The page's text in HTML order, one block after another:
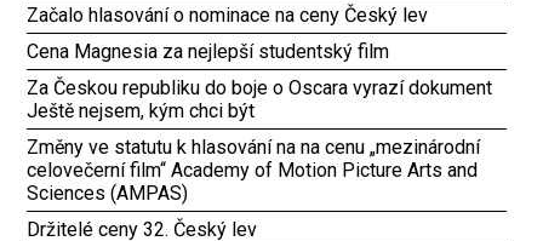
Začalo hlasování o nominace na ceny Český lev
Cena Magnesia za nejlepší studentský film
Za Českou republiku do boje o Oscara vyrazí dokument
Ještě nejsem, kým chci být
Změny ve statutu k hlasování na na cenu „mezinárodní
celovečerní film“ Academy of Motion Picture Arts and
Sciences (AMPAS)
Držitelé ceny 32. Český lev